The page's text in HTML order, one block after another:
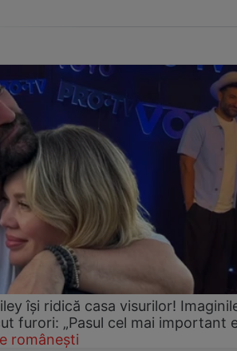
își ridică casa visurilor!
furori: „Pasul cel mai important
românești